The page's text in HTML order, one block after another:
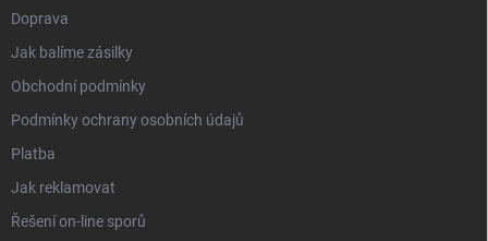
Doprava
Jak balíme zásilky
Obchodní podmínky
Podmínky ochrany osobních údajů
Platba
Jak reklamovat
Řešení on-line sporů